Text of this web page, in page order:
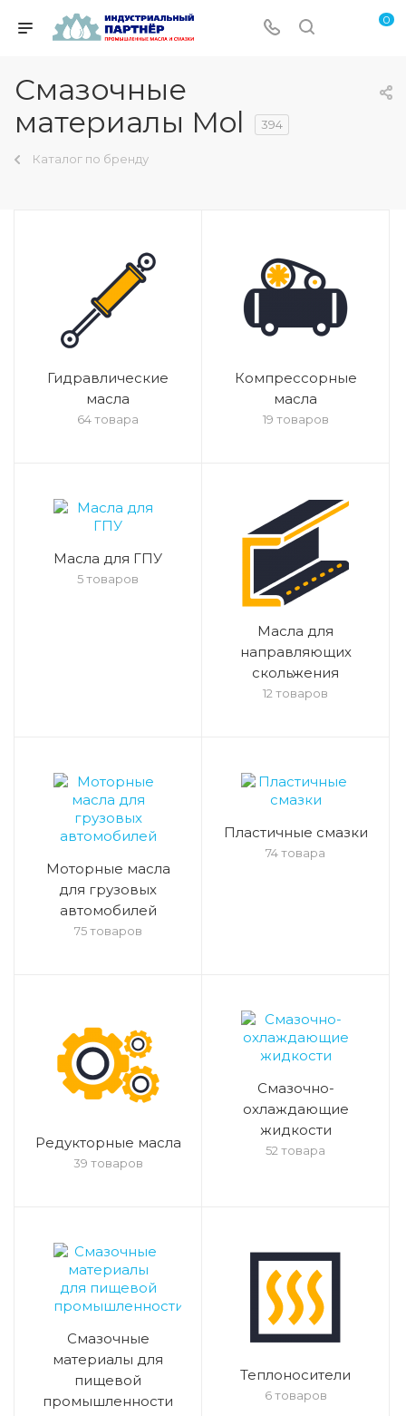
0
Смазочные
материалы Mol
394
Каталог по бренду
Гидравлические
масла
64 товара
Компрессорные
масла
19 товаров
Масла для ГПУ
5 товаров
Масла для
направляющих
скольжения
12 товаров
Моторные масла
для грузовых
автомобилей
75 товаров
Пластичные смазки
74 товара
Редукторные масла
39 товаров
Смазочно-
охлаждающие
жидкости
52 товара
Смазочные
материалы для
пищевой
промышленности
Теплоносители
6 товаров